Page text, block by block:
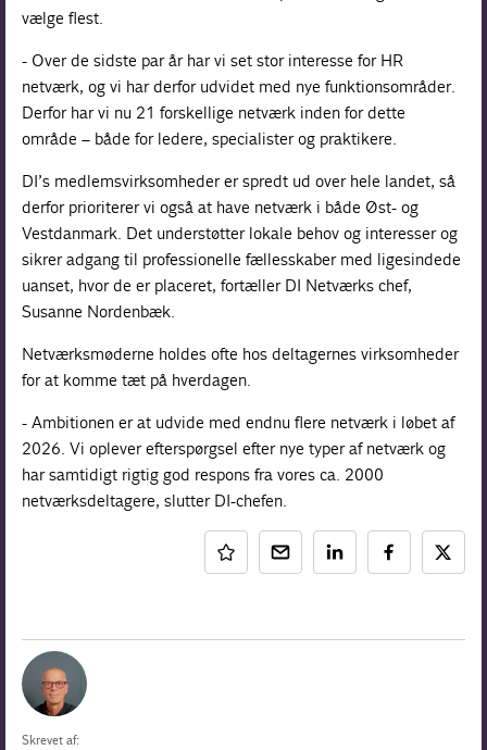
vælge flest.
- Over de sidste par år har vi set stor interesse for HR
netværk, og vi har derfor udvidet med nye funktionsområder.
Derfor har vi nu 21 forskellige netværk inden for dette
område – både for ledere, specialister og praktikere.
DI’s medlemsvirksomheder er spredt ud over hele landet, så
derfor prioriterer vi også at have netværk i både Øst- og
Vestdanmark. Det understøtter lokale behov og interesser og
sikrer adgang til professionelle fællesskaber med ligesindede
uanset, hvor de er placeret, fortæller DI Netværks chef,
Susanne Nordenbæk.
Netværksmøderne holdes ofte hos deltagernes virksomheder
for at komme tæt på hverdagen.
- Ambitionen er at udvide med endnu flere netværk i løbet af
2026. Vi oplever efterspørgsel efter nye typer af netværk og
har samtidigt rigtig god respons fra vores ca. 2000
netværksdeltagere, slutter DI-chefen.
Skrevet af: